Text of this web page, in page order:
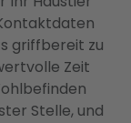
griffbereit zu
Zeit
Stelle, und